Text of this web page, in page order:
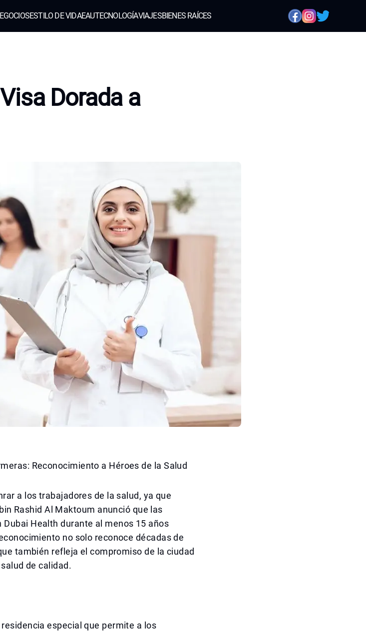
ESTILO DE VIDAEAUTECNOLOGÍAVIAJESBIENES RAÍCES
Dorada a
Reconocimiento a Héroes de la Salud
a los trabajadores de la salud, ya que
Rashid Al Maktoum anunció que las
Health durante al menos 15 años
no solo reconoce décadas de
también refleja el compromiso de la ciudad
de calidad.
especial que permite a los